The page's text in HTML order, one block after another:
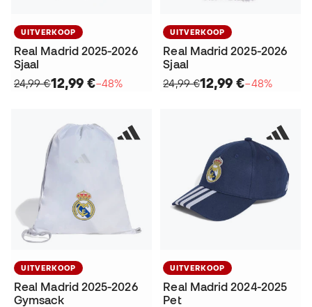
UITVERKOOP
Real Madrid 2025-2026
Sjaal
24,99 €12,99 €−48%
UITVERKOOP
Real Madrid 2025-2026
Sjaal
24,99 €12,99 €−48%
UITVERKOOP
Real Madrid 2025-2026
Gymsack
UITVERKOOP
Real Madrid 2024-2025
Pet